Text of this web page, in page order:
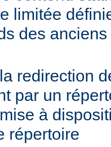
limitée
des
redirection
par un
à
répertoire